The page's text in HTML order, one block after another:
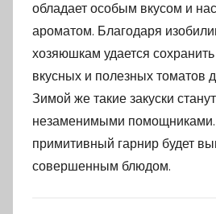
обладает особым вкусом и
ароматом. Благодаря
хозяюшкам удается
вкусных и полезных томатов
Зимой же такие закуски
незаменимыми
примитивный гарнир будет
совершенным блюдом.